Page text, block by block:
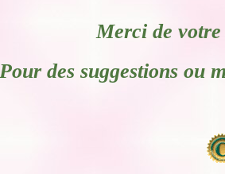
Merci de
Pour des suggestions ou